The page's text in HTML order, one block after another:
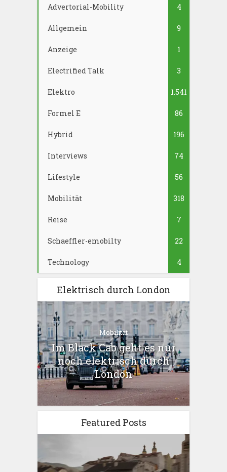
Advertorial-Mobility 4
Allgemein 9
Anzeige 1
Electrified Talk 3
Elektro 1.541
Formel E 86
Hybrid 196
Interviews 74
Lifestyle 56
Mobilität 318
Reise 7
Schaeffler-emobilty 22
Technology 4
Elektrisch durch London
Mobilität
Im Black Cab geht es nur
noch elektrisch durch
London
Featured Posts